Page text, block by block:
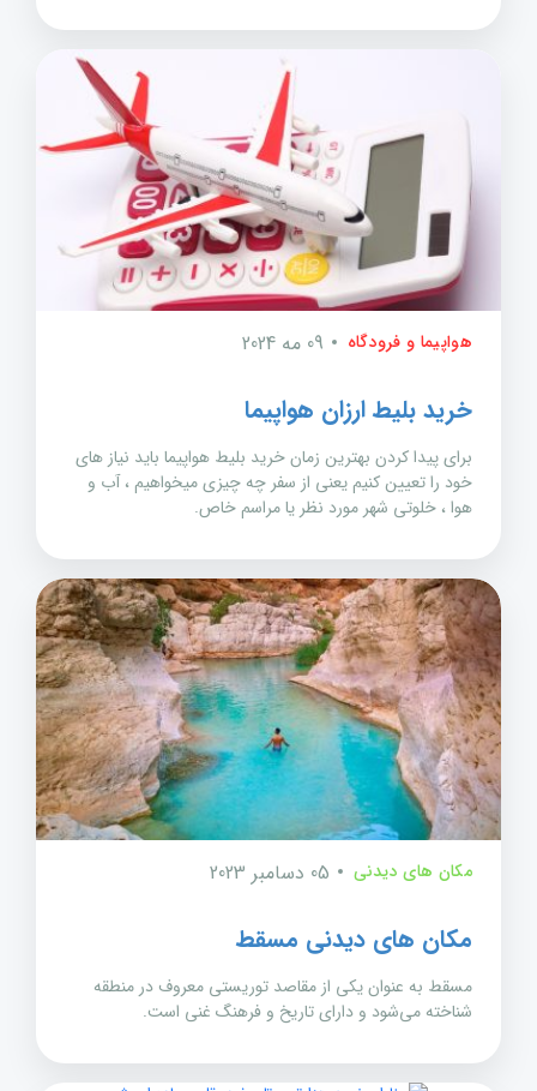
هواپیما و فرودگاه 09 مه 2024
خرید بلیط ارزان هواپیما
برای پیدا کردن بهترین زمان خرید بلیط هواپیما باید نیاز های
خود را تعیین کنیم یعنی از سفر چه چیزی میخواهیم ، آب و
هوا ، خلوتی شهر مورد نظر یا مراسم خاص.
مکان های دیدنی 05 دسامبر 2023
مکان های دیدنی مسقط
مسقط به عنوان یکی از مقاصد توریستی معروف در منطقه
شناخته می‌شود و دارای تاریخ و فرهنگ غنی است.